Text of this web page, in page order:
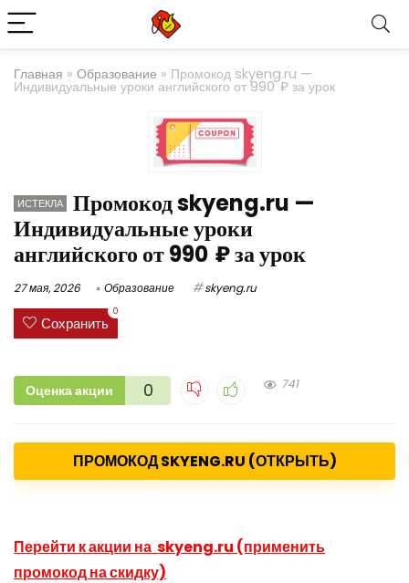
Главная » Образование » Промокод skyeng.ru —
Индивидуальные уроки английского от 990 ₽ за урок
ИСТЕКЛА
Промокод skyeng.ru —
Индивидуальные уроки
английского от 990 ₽ за урок
27 мая, 2026 Образование skyeng.ru
Сохранить
0
Оценка акции 0 741
ПРОМОКОД SKYENG.RU (ОТКРЫТЬ)
Перейти к акции на skyeng.ru (применить
промокод на скидку)